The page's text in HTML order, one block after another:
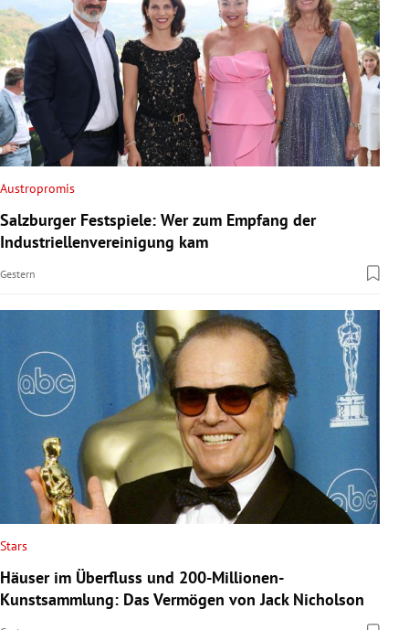
Austropromis
Salzburger Festspiele: Wer zum Empfang der
Industriellenvereinigung kam
Gestern
Stars
Häuser im Überfluss und 200-Millionen-
Kunstsammlung: Das Vermögen von Jack Nicholson